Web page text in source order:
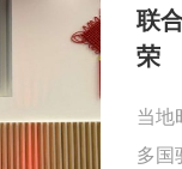
联
荣
当地
多国